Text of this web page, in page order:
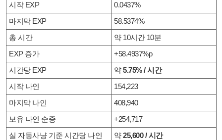
시작 EXP
0.0437%
마지막 EXP
58.5374%
총 시간
약 10시간 10분
EXP 증가
+58.4937%p
시간당 EXP
약5.75% / 시간
시작 나인
154,223
마지막 나인
408,940
보유 나인 순증
+254,717
실 자동사냥 기준 시간당 나인
약25,600 / 시간